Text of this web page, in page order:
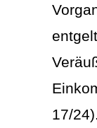
17/24).